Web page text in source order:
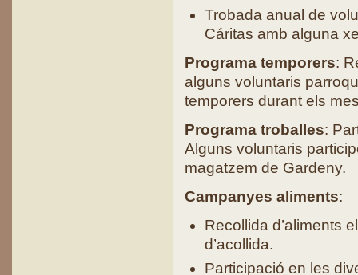
Trobada anual de
Cáritas amb alguna
Programa temporers:
alguns voluntaris
temporers durant els
Programa troballes:
Alguns voluntaris
magatzem de Gardeny.
Campanyes aliments:
Recollida d’aliments
d’acollida.
Participació en les